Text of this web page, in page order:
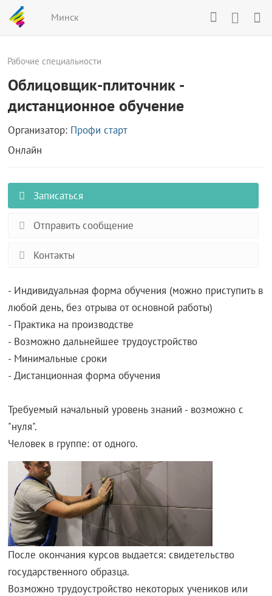
Минск
Рабочие специальности
Облицовщик-плиточник -
дистанционное обучение
Организатор: Профи старт
Онлайн
Записаться
Отправить сообщение
Контакты
- Индивидуальная форма обучения (можно приступить в
любой день, без отрыва от основной работы)
- Практика на производстве
- Возможно дальнейшее трудоустройство
- Минимальные сроки
- Дистанционная форма обучения
Требуемый начальный уровень знаний - возможно с
"нуля".
Человек в группе: от одного.
После окончания курсов выдается: свидетельство
государственного образца.
Возможно трудоустройство некоторых учеников или